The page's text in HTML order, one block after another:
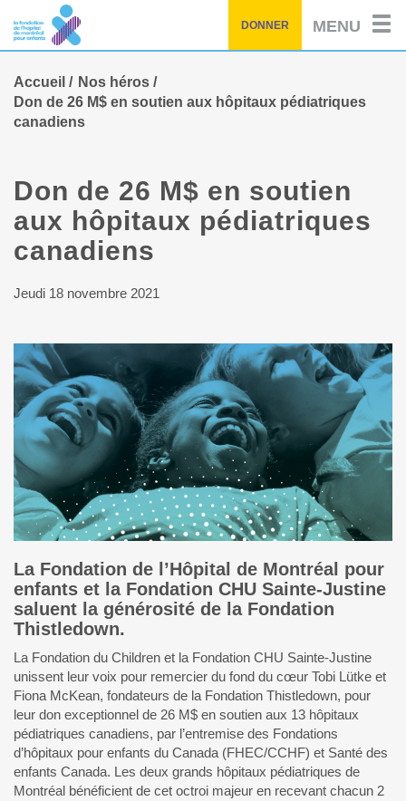
contenu
DONNER MENU
Accueil
Nos héros
Don de 26 M$ en soutien aux hôpitaux pédiatriques
canadiens
Don de 26 M$ en soutien
aux hôpitaux pédiatriques
canadiens
Jeudi 18 novembre 2021
La Fondation de l’Hôpital de Montréal pour
enfants et la Fondation CHU Sainte-Justine
saluent la générosité de la Fondation
Thistledown.
La Fondation du Children et la Fondation CHU Sainte-Justine
unissent leur voix pour remercier du fond du cœur Tobi Lütke et
Fiona McKean, fondateurs de la Fondation Thistledown, pour
leur don exceptionnel de 26 M$ en soutien aux 13 hôpitaux
pédiatriques canadiens, par l’entremise des Fondations
d’hôpitaux pour enfants du Canada (FHEC/CCHF) et Santé des
enfants Canada. Les deux grands hôpitaux pédiatriques de
Montréal bénéficient de cet octroi majeur en recevant chacun 2